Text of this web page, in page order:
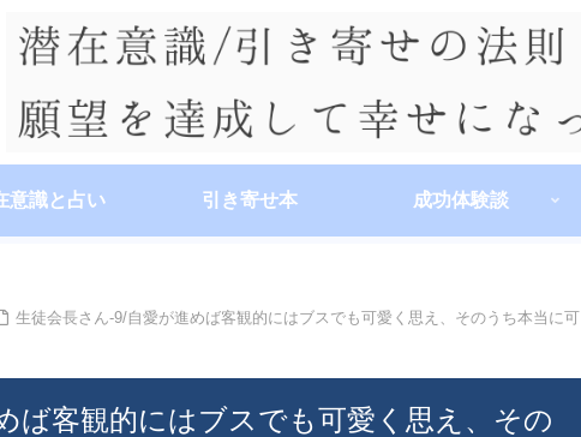
意識と占い 引き寄せ本 成功体験談
生徒会長さん-9/自愛が進めば客観的にはブスでも可愛く思え、そのうち本当に可
ば客観的にはブスでも可愛く思え、その